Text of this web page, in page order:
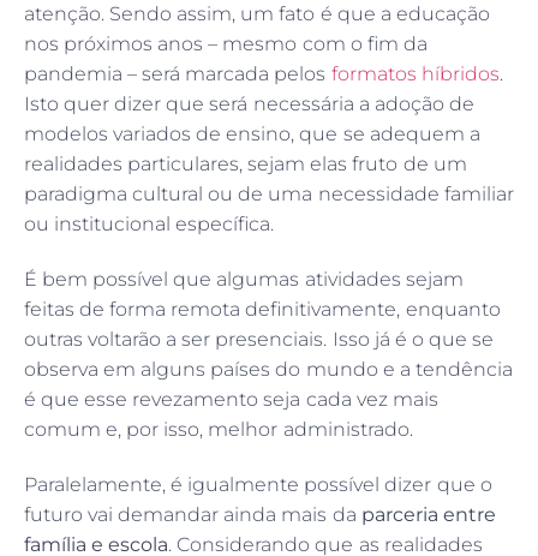
atenção. Sendo assim, um fato é que a educação
nos próximos anos – mesmo com o fim da
pandemia – será marcada pelos formatos híbridos.
Isto quer dizer que será necessária a adoção de
modelos variados de ensino, que se adequem a
realidades particulares, sejam elas fruto de um
paradigma cultural ou de uma necessidade familiar
ou institucional específica.
É bem possível que algumas atividades sejam
feitas de forma remota definitivamente, enquanto
outras voltarão a ser presenciais. Isso já é o que se
observa em alguns países do mundo e a tendência
é que esse revezamento seja cada vez mais
comum e, por isso, melhor administrado.
Paralelamente, é igualmente possível dizer que o
futuro vai demandar ainda mais da parceria entre
família e escola. Considerando que as realidades